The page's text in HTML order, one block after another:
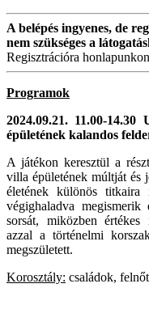
A belépés ingyenes, de
nem szükséges a
Regisztrációra
Programok
2024.09.21. 11.00-14.30
épületének kalandos
A játékon keresztül a
villa épületének múltját és
életének különös
végighaladva
sorsát, miközben
azzal a történelmi
megszületett.
Korosztály: családok,